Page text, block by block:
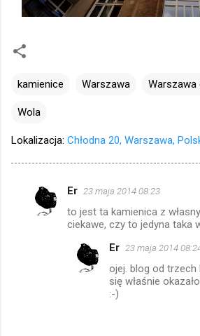
kamienice Warszawa Warszawa
Wola
Lokalizacja: Chłodna 20, Warszawa,
Er 23 maja 2014 08:23
to jest ta kamienica z
ciekawe, czy to jedyna taka
Er 23 maja 2014
ojej. blog od trzech
się właśnie
:-)